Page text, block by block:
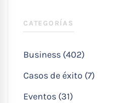
CATEGORÍAS
Business (402)
Casos de éxito (7)
Eventos (31)